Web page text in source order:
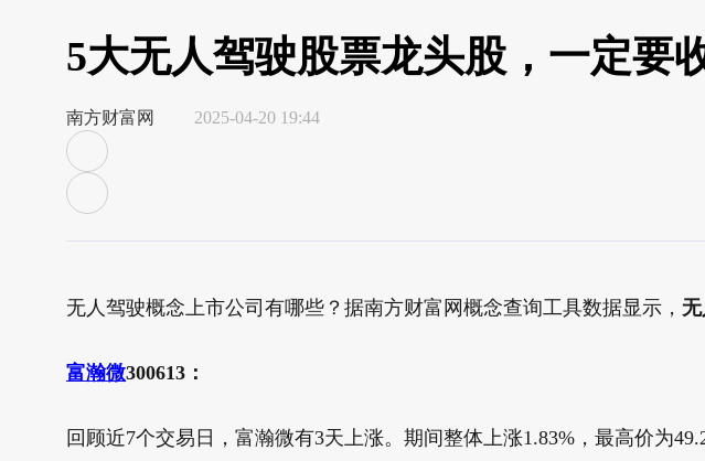
5大无人驾驶股票龙头股，一定要
南方财富网 2025-04-20 19:44
无人驾驶概念上市公司有哪些？据南方财富网概念查询工具数据显示， 无
富瀚微300613：
回顾近7个交易日，富瀚微有3天上涨。期间整体上涨1.83%，最高价为